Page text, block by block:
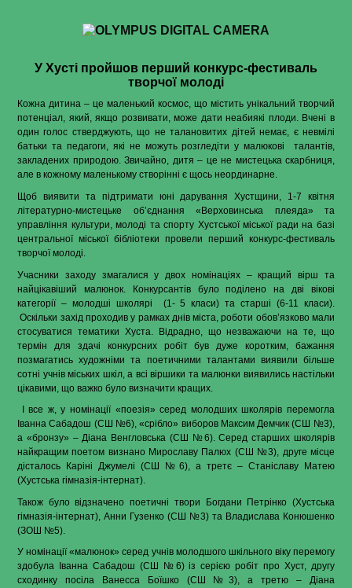
У Хусті пройшов перший конкурс-фестиваль
творчої молоді
Кожна дитина – це маленький космос, що містить унікальний творчий
потенціал, який, якщо розвивати, може дати неабиякі плоди. Вчені в
один голос стверджують, що не талановитих дітей немає, є невмілі
батьки та педагоги, які не можуть розгледіти у малюкові
талантів,
закладених природою. Звичайно, дитя – це не мистецька скарбниця,
але в кожному маленькому створінні є щось неординарне.
Щоб виявити та підтримати юні дарування Хустщини, 1-7 квітня
літературно-мистецьке об’єднання «Верховинська плеяда» та
управління культури, молоді та спорту Хустської міської ради на базі
центральної міської бібліотеки провели перший конкурс-фестиваль
творчої молоді.
Учасники заходу змагалися у двох номінаціях – кращий вірш та
найцікавіший малюнок. Конкурсантів було поділено на дві вікові
категорії – молодші школярі
(1- 5 класи) та старші (6-11 класи).
Оскільки захід проходив у рамках днів міста, роботи обов’язково мали
стосуватися тематики Хуста. Відрадно, що незважаючи на те, що
термін для здачі конкурсних робіт був дуже коротким, бажання
позмагатись художніми та поетичними талантами виявили більше
сотні учнів міських шкіл, а всі віршики та малюнки виявились настільки
цікавими, що важко було визначити кращих.
І все ж, у номінації «поезія» серед молодших школярів перемогла
Іванна Сабадош (СШ №6), «срібло» виборов Максим Демчик (СШ №3),
а «бронзу» – Діана Венгловська (СШ №6). Серед старших школярів
найкращим поетом визнано Мирославу Палюх (СШ №3), друге місце
дісталось Каріні Джумелі (СШ №6), а третє – Станіславу Матею
(Хустська гімназія-інтернат).
Також було відзначено поетичні твори Богдани Петрінко (Хустська
гімназія-інтернат), Анни Гузенко (СШ №3) та Владислава Конюшенко
(ЗОШ №5).
У номінації «малюнок» серед учнів молодшого шкільного віку перемогу
здобула Іванна Сабадош (СШ №6) із серією робіт про Хуст, другу
сходинку посіла Ванесса Боїшко (СШ №3), а третю – Діана